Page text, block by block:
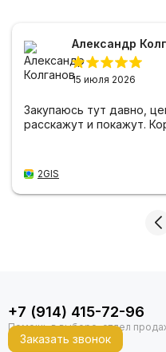
Александр
15 июля 2026
Закупаюсь тут давно,
расскажут и покажут.
2GIS
+7 (914) 415-72-96
Заказать звонок